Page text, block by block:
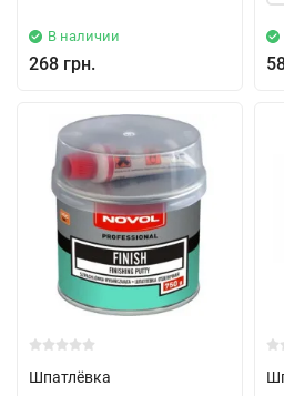
В наличии
268 грн.
Шпатлёвка